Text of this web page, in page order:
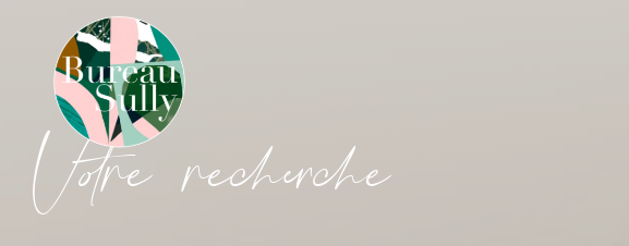
Vore recece